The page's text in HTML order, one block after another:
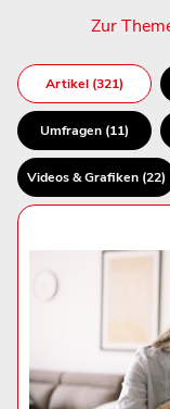
Zur
Artikel (321)
Umfragen (11)
Videos & Grafiken (22)